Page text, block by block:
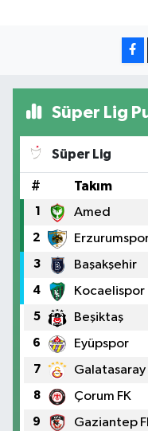
Süper Lig
Süper Lig
# Takım
1 Amed
2
3 Başakşehir
4 Kocaelispor
5 Beşiktaş
6 Eyüpspor
7 Galatasaray
8 Çorum FK
9 Gaziantep